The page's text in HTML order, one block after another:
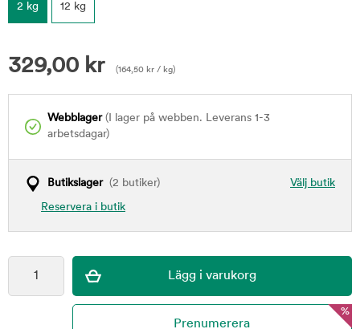
2 kg 12 kg
329,00 kr (164,50 kr / kg)
Webblager(I lager på webben. Leverans 1-3
arbetsdagar)
Välj butik
Butikslager(2 butiker)
Reservera i butik
%